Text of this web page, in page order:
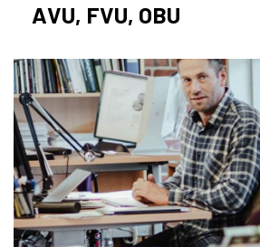
AVU, FVU, OBU